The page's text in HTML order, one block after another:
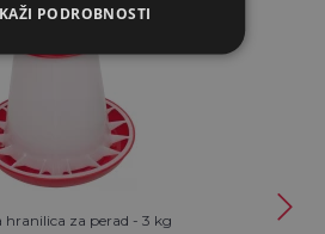
hranilica za perad - 3 kg
PODROBNOSTI